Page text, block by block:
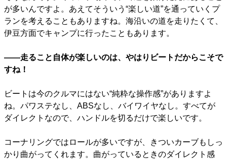
が多いんですよ。あえてそういう“楽しい道”を通っていくプ
ランを考えることもありますね。海沿いの道を走りたくて、
伊豆方面でキャンプに行ったこともあります。
――走ること自体が楽しいのは、やはりビートだからこそで
すね！
ビートは今のクルマにはない“純粋な操作感”がありますよ
ね。パワステなし、ABSなし、バイワイヤなし。すべてが
ダイレクトなので、ハンドルを切るだけで楽しいです。
コーナリングではロールが多いですが、きついカーブもしっ
かり曲がってくれます。曲がっているときのダイレクト感